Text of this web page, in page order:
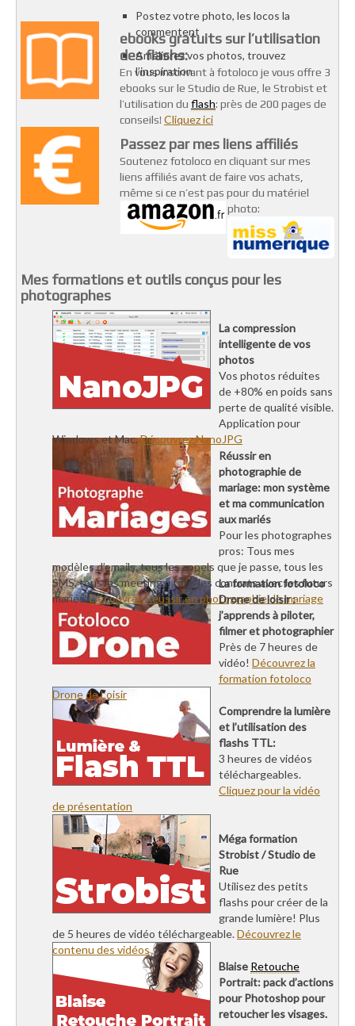
Postez votre photo, les locos la
commentent
Améliorez vos photos, trouvez
l’inspiration
ebooks gratuits sur l’utilisation
des flashs:
En vous inscrivant à fotoloco je vous offre 3
ebooks sur le Studio de Rue, le Strobist et
l’utilisation du flash: près de 200 pages de
conseils! Cliquez ici
Passez par mes liens affiliés
Soutenez fotoloco en cliquant sur mes
liens affiliés avant de faire vos achats,
même si ce n’est pas pour du matériel
photo:
Mes formations et outils conçus pour les
photographes
La compression
intelligente de vos
photos
Vos photos réduites
de +80% en poids sans
perte de qualité visible.
Application pour
Windows et Mac.Découvrez NanoJPG
Réussir en
photographie de
mariage: mon système
et ma communication
aux mariés
Pour les photographes
pros: Tous mes
modèles d’emails, tous les appels que je passe, tous les
SMS, tous les meetings, tous les contrats avec les futurs
mariés.Découvrez Réussir en photographie de mariage
La formation fotoloco
Drone de loisir :
j’apprends à piloter,
filmer et photographier
Près de 7 heures de
vidéo! Découvrez la
formation fotoloco
Drone de Loisir
Comprendre la lumière
et l’utilisation des
flashs TTL:
3 heures de vidéos
téléchargeables.
Cliquez pour la vidéo
de présentation
Méga formation
Strobist / Studio de
Rue
Utilisez des petits
flashs pour créer de la
grande lumière! Plus
de 5 heures de vidéo téléchargeable.Découvrez le
contenu des vidéos
Blaise Retouche
Portrait: pack d’actions
pour Photoshop pour
retoucher les visages.